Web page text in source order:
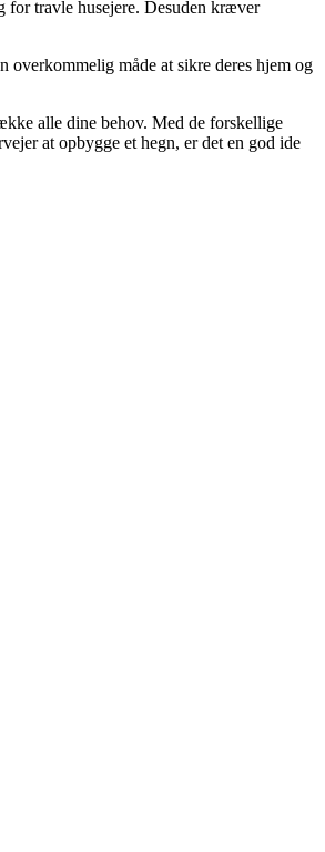
for travle husejere. Desuden kræver
overkommelig måde at sikre deres hjem og
alle dine behov. Med de forskellige
at opbygge et hegn, er det en god ide